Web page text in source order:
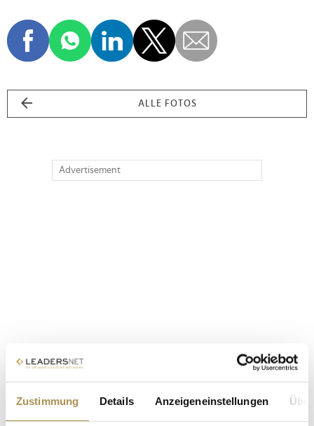
Zustimmung Details Anzeigeneinstellungen
ALLE FOTOS
Advertisement